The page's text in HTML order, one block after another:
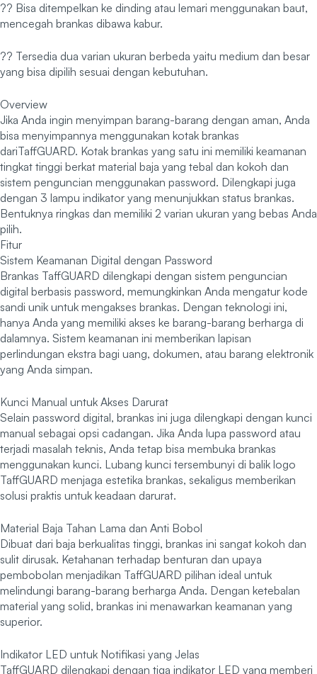
?? Bisa ditempelkan ke dinding atau lemari menggunakan baut,
mencegah brankas dibawa kabur.
?? Tersedia dua varian ukuran berbeda yaitu medium dan besar
yang bisa dipilih sesuai dengan kebutuhan.
Overview
Jika Anda ingin menyimpan barang-barang dengan aman, Anda
bisa menyimpannya menggunakan kotak brankas
dariTaffGUARD. Kotak brankas yang satu ini memiliki keamanan
tingkat tinggi berkat material baja yang tebal dan kokoh dan
sistem penguncian menggunakan password. Dilengkapi juga
dengan 3 lampu indikator yang menunjukkan status brankas.
Bentuknya ringkas dan memiliki 2 varian ukuran yang bebas Anda
pilih.
Fitur
Sistem Keamanan Digital dengan Password
Brankas TaffGUARD dilengkapi dengan sistem penguncian
digital berbasis password, memungkinkan Anda mengatur kode
sandi unik untuk mengakses brankas. Dengan teknologi ini,
hanya Anda yang memiliki akses ke barang-barang berharga di
dalamnya. Sistem keamanan ini memberikan lapisan
perlindungan ekstra bagi uang, dokumen, atau barang elektronik
yang Anda simpan.
Kunci Manual untuk Akses Darurat
Selain password digital, brankas ini juga dilengkapi dengan kunci
manual sebagai opsi cadangan. Jika Anda lupa password atau
terjadi masalah teknis, Anda tetap bisa membuka brankas
menggunakan kunci. Lubang kunci tersembunyi di balik logo
TaffGUARD menjaga estetika brankas, sekaligus memberikan
solusi praktis untuk keadaan darurat.
Material Baja Tahan Lama dan Anti Bobol
Dibuat dari baja berkualitas tinggi, brankas ini sangat kokoh dan
sulit dirusak. Ketahanan terhadap benturan dan upaya
pembobolan menjadikan TaffGUARD pilihan ideal untuk
melindungi barang-barang berharga Anda. Dengan ketebalan
material yang solid, brankas ini menawarkan keamanan yang
superior.
Indikator LED untuk Notifikasi yang Jelas
TaffGUARD dilengkapi dengan tiga indikator LED yang memberi